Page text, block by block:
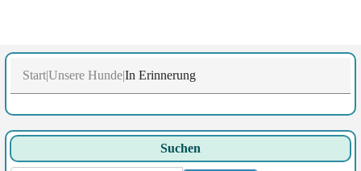
StartUnsere HundeIn Erinnerung
Suchen